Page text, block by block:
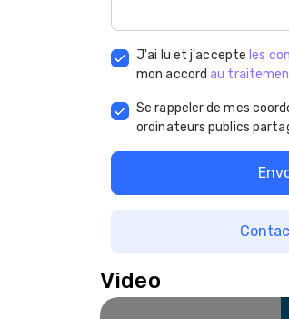
J'ai lu et j'accepte les
mon accordau
Se rappeler de mes
ordinateurs publics
Video